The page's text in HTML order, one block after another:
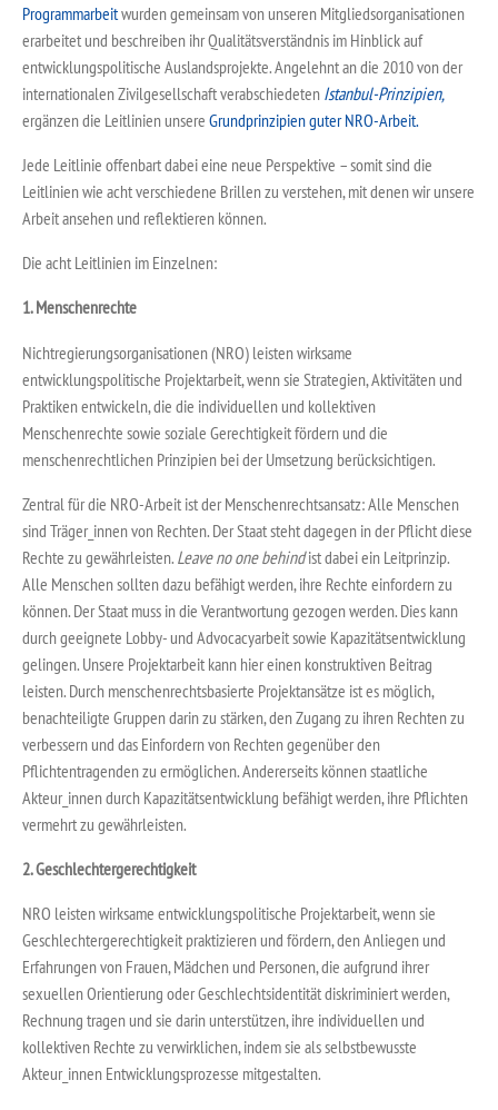
Programmarbeitwurden gemeinsam von unseren Mitgliedsorganisationen
erarbeitet und beschreiben ihr Qualitätsverständnis im Hinblick auf
entwicklungspolitische Auslandsprojekte. Angelehnt an die 2010 von der
internationalen Zivilgesellschaft verabschiedeten Istanbul-Prinzipien,
ergänzen die Leitlinien unsere Grundprinzipien guter NRO-Arbeit.
Jede Leitlinie offenbart dabei eine neue Perspektive – somit sind die
Leitlinien wie acht verschiedene Brillen zu verstehen, mit denen wir unsere
Arbeit ansehen und reflektieren können.
Die acht Leitlinien im Einzelnen:
1. Menschenrechte
Nichtregierungsorganisationen (NRO) leisten wirksame
entwicklungspolitische Projektarbeit, wenn sie Strategien, Aktivitäten und
Praktiken entwickeln, die die individuellen und kollektiven
Menschenrechte sowie soziale Gerechtigkeit fördern und die
menschenrechtlichen Prinzipien bei der Umsetzung berücksichtigen.
Zentral für die NRO-Arbeit ist der Menschenrechtsansatz: Alle Menschen
sind Träger_innen von Rechten. Der Staat steht dagegen in der Pflicht diese
Rechte zu gewährleisten. Leave no one behindist dabei ein Leitprinzip.
Alle Menschen sollten dazu befähigt werden, ihre Rechte einfordern zu
können. Der Staat muss in die Verantwortung gezogen werden. Dies kann
durch geeignete Lobby- und Advocacyarbeit sowie Kapazitätsentwicklung
gelingen. Unsere Projektarbeit kann hier einen konstruktiven Beitrag
leisten. Durch menschenrechtsbasierte Projektansätze ist es möglich,
benachteiligte Gruppen darin zu stärken, den Zugang zu ihren Rechten zu
verbessern und das Einfordern von Rechten gegenüber den
Pflichtentragenden zu ermöglichen. Andererseits können staatliche
Akteur_innen durch Kapazitätsentwicklung befähigt werden, ihre Pflichten
vermehrt zu gewährleisten.
2. Geschlechtergerechtigkeit
NRO leisten wirksame entwicklungspolitische Projektarbeit, wenn sie
Geschlechtergerechtigkeit praktizieren und fördern, den Anliegen und
Erfahrungen von Frauen, Mädchen und Personen, die aufgrund ihrer
sexuellen Orientierung oder Geschlechtsidentität diskriminiert werden,
Rechnung tragen und sie darin unterstützen, ihre individuellen und
kollektiven Rechte zu verwirklichen, indem sie als selbstbewusste
Akteur_innen Entwicklungsprozesse mitgestalten.